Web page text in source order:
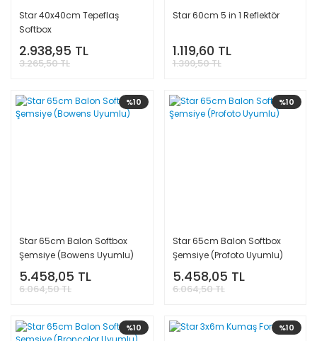
Star 40x40cm Tepeflaş
Softbox
2.938,95 TL
3.265,50 TL
Star 60cm 5 in 1 Reflektör
1.119,60 TL
1.399,50 TL
%10
Star 65cm Balon Softbox
Şemsiye (Bowens Uyumlu)
5.458,05 TL
6.064,50 TL
%10
Star 65cm Balon Softbox
Şemsiye (Profoto Uyumlu)
5.458,05 TL
6.064,50 TL
%10 %10